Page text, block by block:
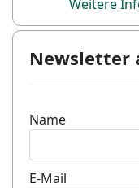
Newsletter
Name
E-Mail
Weitere